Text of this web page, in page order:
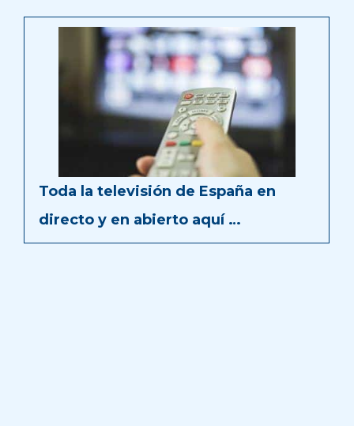
Toda la televisión de España en
directo y en abierto aquí …